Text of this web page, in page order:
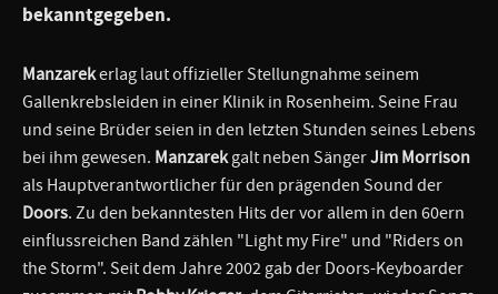
bekanntgegeben.
Manzarekerlag laut offizieller Stellungnahme seinem
Gallenkrebsleiden in einer Klinik in Rosenheim. Seine Frau
und seine Brüder seien in den letzten Stunden seines Lebens
bei ihm gewesen. Manzarekgalt neben SängerJim Morrison
als Hauptverantwortlicher für den prägenden Sound der
Doors. Zu den bekanntesten Hits der vor allem in den 60ern
einflussreichen Band zählen "Light my Fire" und "Riders on
the Storm". Seit dem Jahre 2002 gab der Doors-Keyboarder